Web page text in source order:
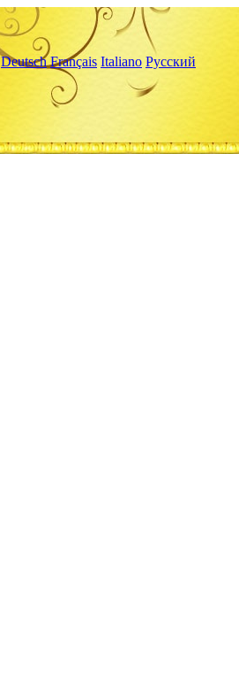
Deutsch Français Italiano Русский